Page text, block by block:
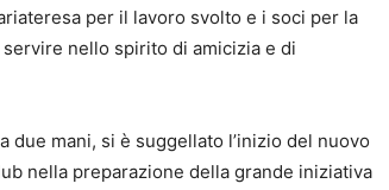
per il lavoro svolto e i soci per la
nello spirito di amicizia e di
due mani, si è suggellato l’inizio del nuovo
nella preparazione della grande iniziativa